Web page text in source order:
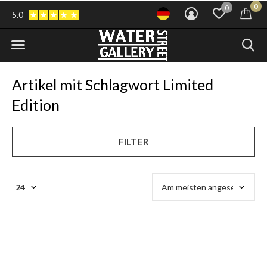
0 0
5.0
Artikel mit Schlagwort Limited
Edition
FILTER